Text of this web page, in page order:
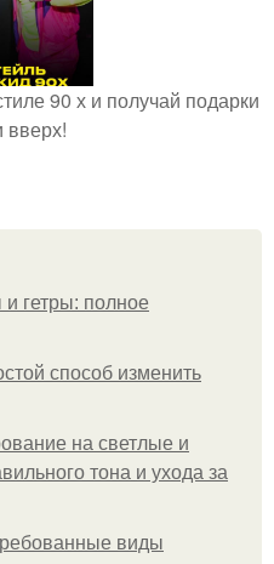
90 х и получай подарки
вверх!
гетры: полное
способ изменить
на светлые и
тона и ухода за
виды